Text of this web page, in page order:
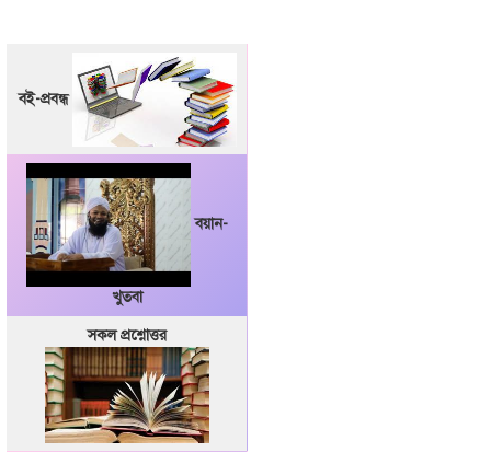
বই-প্রবন্ধ
বয়ান-
খুতবা
সকল প্রশ্নোত্তর